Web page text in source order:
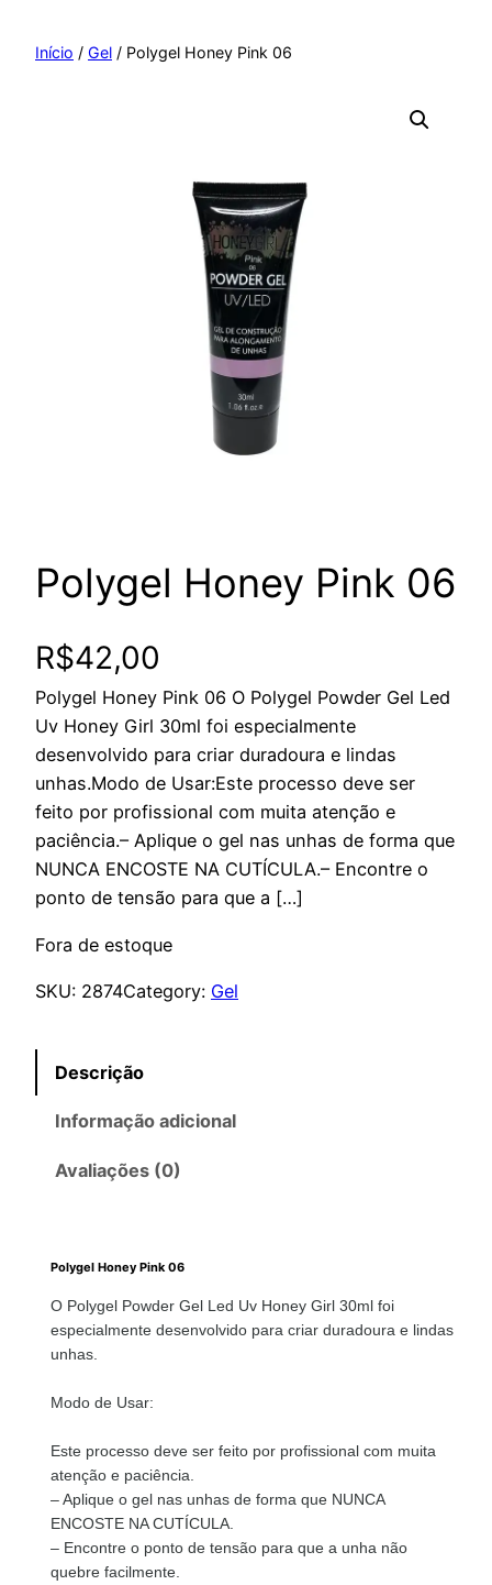
paraInício / Gel / Polygel Honey Pink 06
Polygel Honey Pink 06
R$42,00
Polygel Honey Pink 06 O Polygel Powder Gel Led
Uv Honey Girl 30ml foi especialmente
desenvolvido para criar duradoura e lindas
unhas.Modo de Usar:Este processo deve ser
feito por profissional com muita atenção e
paciência.– Aplique o gel nas unhas de forma que
NUNCA ENCOSTE NA CUTÍCULA.– Encontre o
ponto de tensão para que a […]
Fora de estoque
SKU: 2874Category: Gel
Descrição
Informação adicional
Avaliações (0)
Polygel Honey Pink 06
O Polygel Powder Gel Led Uv Honey Girl 30ml foi
especialmente desenvolvido para criar duradoura e lindas
unhas.
Modo de Usar:
Este processo deve ser feito por profissional com muita
atenção e paciência.
– Aplique o gel nas unhas de forma que NUNCA
ENCOSTE NA CUTÍCULA.
– Encontre o ponto de tensão para que a unha não
quebre facilmente.